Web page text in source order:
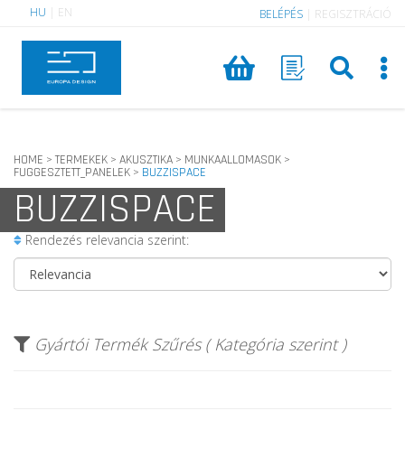
HU EN BELÉPÉS REGISZTRÁCIÓ
HOME > TERMEKEK > AKUSZTIKA > MUNKAALLOMASOK >
FUGGESZTETT_PANELEK > BUZZISPACE
BUZZISPACE
Rendezés relevancia szerint:
Gyártói Termék Szűrés ( Kategória szerint )